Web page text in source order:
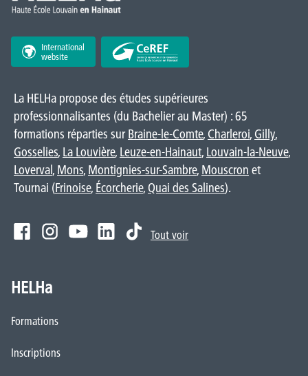
International
website
La HELHa propose des études supérieures
professionnalisantes (du Bachelier au Master) : 65
formations réparties surBraine-le-Comte, Charleroi, Gilly,
Gosselies, La Louvière, Leuze-en-Hainaut, Louvain-la-Neuve,
Loverval, Mons, Montignies-sur-Sambre, Mouscron et
Tournai (Frinoise, Écorcherie, Quai des Salines).
Tout voir
HELHa
Formations
Inscriptions